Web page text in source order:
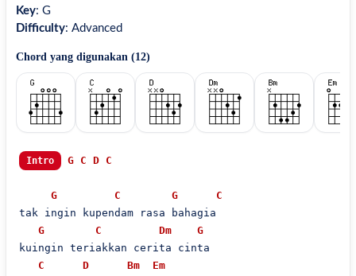
Key: G
Difficulty: Advanced
Chord yang digunakan (12)
Intro G C D C
G C G
C
tak ingin kupendam rasa bahagia
G
C Dm
G
kuingin teriakkan cerita cinta
C
D Bm
Em